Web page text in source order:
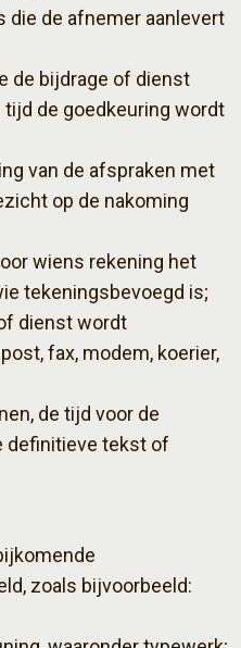
die de afnemer aanlevert
de bijdrage of dienst
de goedkeuring wordt
van de afspraken met
op de nakoming
wiens rekening het
tekeningsbevoegd is;
dienst wordt
fax, modem, koerier,
de tijd voor de
definitieve tekst of
zoals bijvoorbeeld: